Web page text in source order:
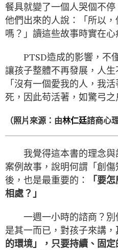
餐具就變了一個人哭個不
他們出來的人說：「所以
嗎？」讀這些故事時實在心
PTSD造成的影響，不僅
讓孩子整體不再發展，人
「沒有一個愛我的人，我
死，因此苟活著，如驚弓之
（照片來源：由林仁廷諮商心
我覺得這本書的理念與
案例故事，說明何謂「創
後，也是最重要的：
「要
相處？」
一週一小時的諮商？別
是其一而已，對孩子來講，
的環境」，只要持續、固